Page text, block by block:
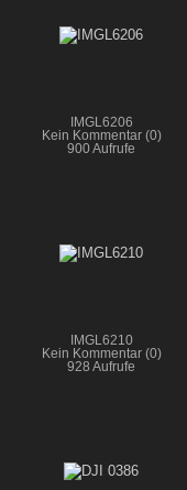
IMGL6206
Kein Kommentar (0)
900 Aufrufe
IMGL6210
Kein Kommentar (0)
928 Aufrufe